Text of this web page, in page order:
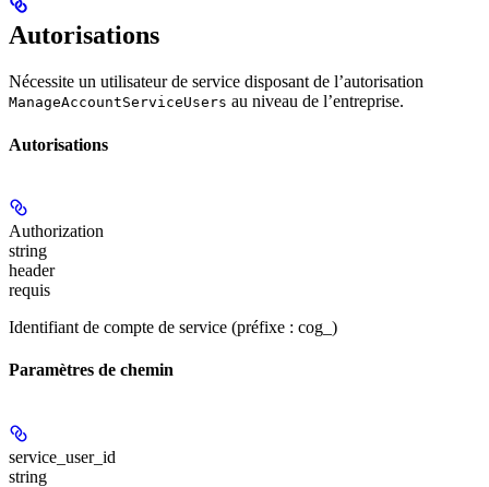
Autorisations
Nécessite un utilisateur de service disposant de l’autorisation
ManageAccountServiceUsers au niveau de l’entreprise.
Autorisations
Authorization
string
header
requis
Identifiant de compte de service (préfixe : cog_)
Paramètres de chemin
service_user_id
string